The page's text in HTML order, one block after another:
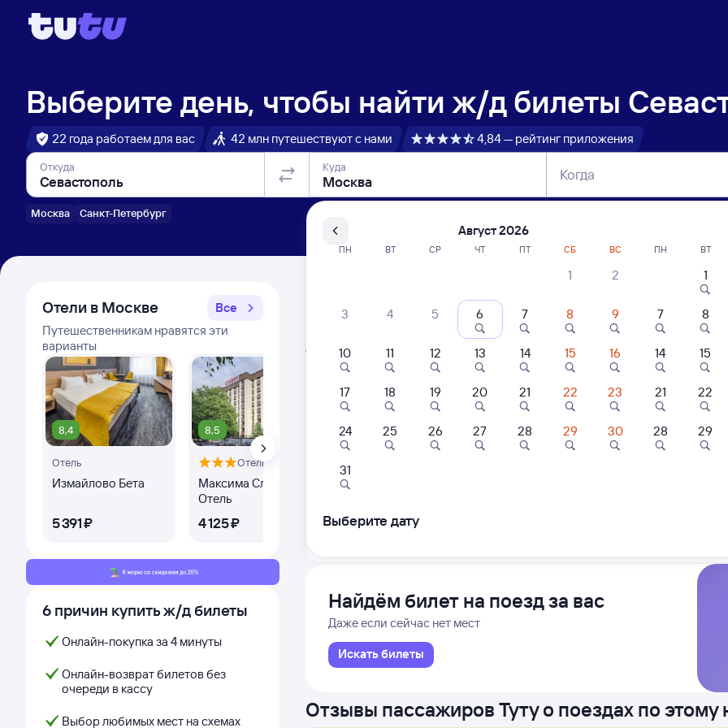
Выберите день, чтобы найти ж/д билеты
22 года работаем для вас 42 млн путешествуют с нами 4,84 — рейтинг приложения
Откуда
Москва Санкт-Петербург
Куда Когда
Отели в Москве
Все
Путешественникам нравятся эти
варианты
8,4
Отель
Измайлово Бета
5 ⁠391 ⁠₽
8,5
Отель
Максима Славия
Отель
4 ⁠125 ⁠₽
9,1
Квадро
3 ⁠543 ⁠₽
9,4
6 причин купить ж/д билеты
Онлайн-покупка за 4 минуты
Онлайн-возврат билетов без
очереди в кассу
Выбор любимых мест на схемах
Расписание поездов Севастополь — Москва
Расписание поездов Москва — Севастополь
Открыта продажа билетов на 3 ноября. Отправление и прибытие по местному
092С Таврия
Севастополь
14:35 08:23
Дни следованияближайшие: 6, 7, 8 августа
Найдём билет на поезд за вас
Даже если сейчас нет мест
Искать билеты
Отзывы пассажиров Туту о поездах по
Август 2026
ПН ВТ СР ЧТ ПТ СБ ВС
1 2
3 4 5 6 7 8 9
10 11 12 13 14 15 16
17 18 19 20 21 22 23
24 25 26 27 28 29 30
31
ПН ВТ
1
7 8
14 15
21 22
28 29
Выберите дату